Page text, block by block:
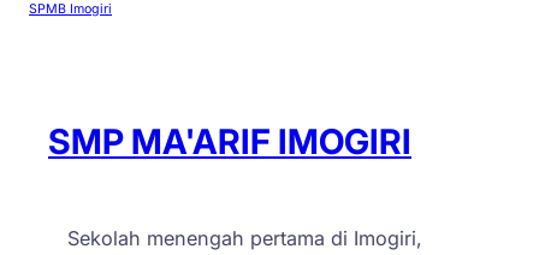
SPMB Imogiri
SMP MA'ARIF IMOGIRI
Sekolah menengah pertama di Imogiri,